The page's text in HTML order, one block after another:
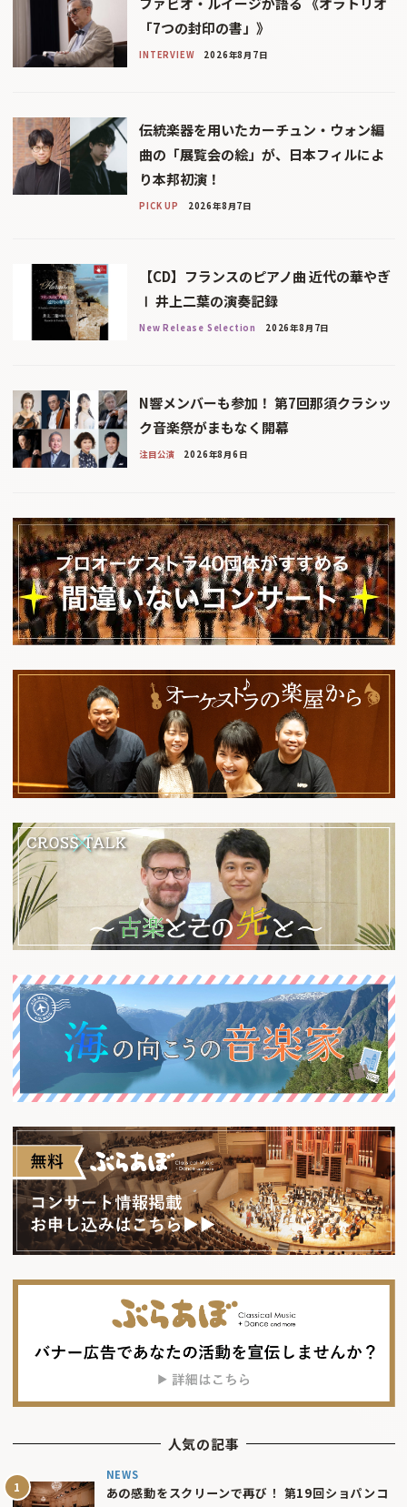
「7つの封印の書」》
INTERVIEW 2026年8月7日
伝統楽器を用いたカーチュン・ウォン編
曲の「展覧会の絵」が、日本フィルによ
り本邦初演！
PICK UP 2026年8月7日
【CD】フランスのピアノ曲 近代の華やぎ
Ⅰ 井上二葉の演奏記録
New Release Selection 2026年8月7日
N響メンバーも参加！ 第7回那須クラシッ
ク音楽祭がまもなく開幕
注目公演 2026年8月6日
人気の記事
NEWS
あの感動をスクリーンで再び！ 第19回ショパンコ